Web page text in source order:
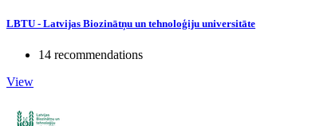
LBTU - Latvijas Biozinātņu un tehnoloģiju universitāte
14 recommendations
View